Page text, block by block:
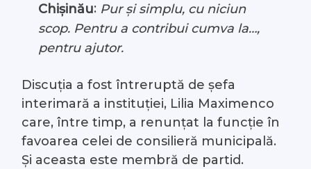
Chișinău: Pur și simplu, cu niciun
scop. Pentru a contribui cumva la…,
pentru ajutor.
Discuția a fost întreruptă de șefa
interimară a instituției, Lilia Maximenco
care, între timp, a renunțat la funcție în
favoarea celei de consilieră municipală.
Și aceasta este membră de partid.